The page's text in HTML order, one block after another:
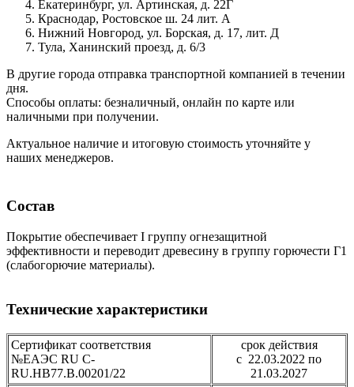
Екатеринбург, ул. Артинская, д. 22Г
Краснодар, Ростовское ш. 24 лит. А
Нижний Новгород, ул. Борская, д. 17, лит. Д
Тула, Ханинский проезд, д. 6/3
В другие города отправка транспортной компанией в течении
дня.
Способы оплаты: безналичный, онлайн по карте или
наличными при получении.
Актуальное наличие и итоговую стоимость уточняйте у
наших менеджеров.
Состав
Покрытие обеспечивает I группу огнезащитной
эффективности и переводит древесину в группу горючести Г1
(слабогорючие материалы).
Технические характеристики
Сертификат соответствия
№ЕАЭС RU C-
RU.HB77.B.00201/22
срок действия
с 22.03.2022 по
21.03.2027